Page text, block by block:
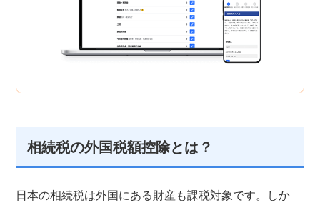
相続税の外国税額控除とは？
日本の相続税は外国にある財産も課税対象です。しか